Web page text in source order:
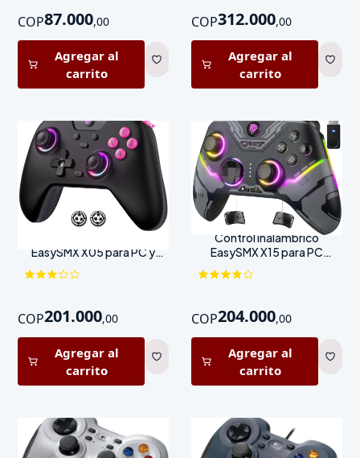
COP87.000,00
Agregar al
carrito
COP312.000,00
Agregar al
carrito
EasySMX X05 para PC y
consolas
COP201.000,00
Agregar al
carrito
Control inalámbrico
EasySMX X15 para PC
gaming
COP204.000,00
Agregar al
carrito